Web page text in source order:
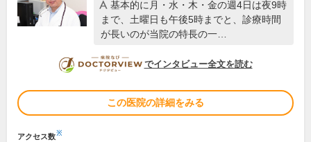
基本的に月・水・木・金の週4日は夜9時
まで、土曜日も午後5時までと、診療時間
が長いのが当院の特長の一…
DOCTORVIEW
でインタビュー全文を読む
この医院の詳細をみる
アクセス数※